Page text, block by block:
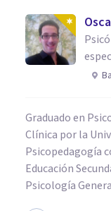
Graduado en
Clínica por la
Psicopedagogía
Educación
Psicología